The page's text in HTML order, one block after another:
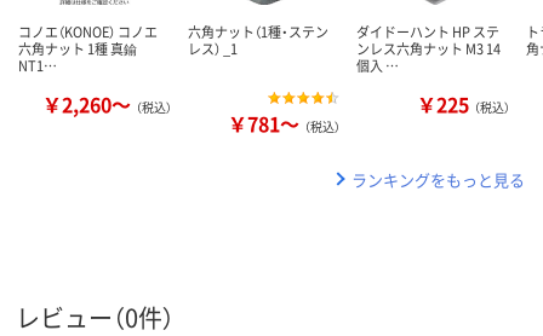
コノエ（KONOE） コノエ
六角ナット 1種 真鍮
NT1…
￥2,260～ （税込）
六角ナット（1種・ステン
レス） _1
￥781～ （税込）
ダイドーハント HP ステ
ンレス六角ナット M3 14
個入 …
￥225 （税込）
角
ランキングをもっと見る
レビュー（0件）